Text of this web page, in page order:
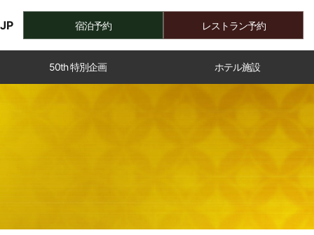
JP 宿泊予約 レストラン予約
50th 特別企画 ホテル施設